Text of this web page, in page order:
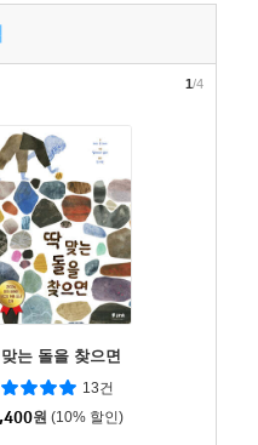
는 돌을 찾으면
13건
원 (10% 할인)
1/4